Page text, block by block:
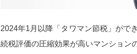
2024年1月以降「タワマン節税」がで
続税評価の圧縮効果が高いマンション